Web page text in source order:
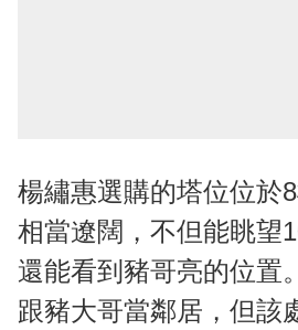
楊繡惠選購的塔位位於
相當遼闊，不但能眺望
還能看到豬哥亮的位置
跟豬大哥當鄰居，但該